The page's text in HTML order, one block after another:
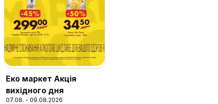
Еко маркет Акція
вихідного дня
07.08. - 09.08.2026